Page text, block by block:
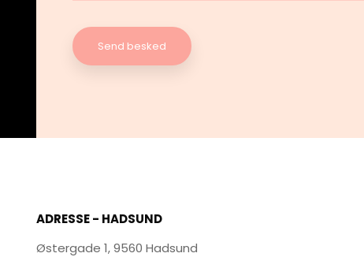
ADRESSE - HADSUND
Østergade 1, 9560 Hadsund